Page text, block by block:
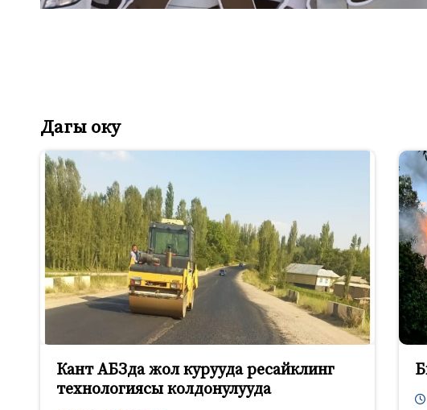
Дагы оку
Кант АБЗда жол курууда ресайклинг
технологиясы колдонулууда